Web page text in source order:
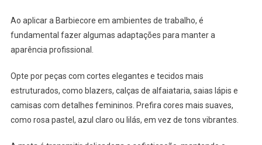
Ao aplicar a Barbiecore em ambientes de trabalho, é
fundamental fazer algumas adaptações para manter a
aparência profissional.
Opte por peças com cortes elegantes e tecidos mais
estruturados, como blazers, calças de alfaiataria, saias lápis e
camisas com detalhes femininos. Prefira cores mais suaves,
como rosa pastel, azul claro ou lilás, em vez de tons vibrantes.